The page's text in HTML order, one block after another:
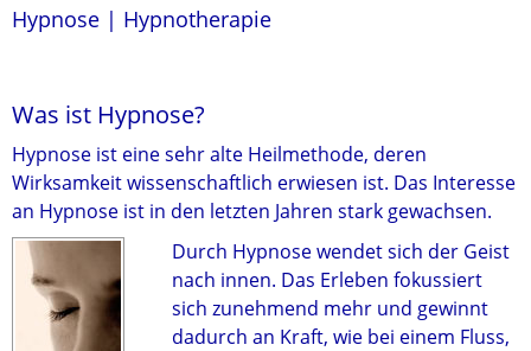
Hypnose | Hypnotherapie
Was ist Hypnose?
Hypnose ist eine sehr alte Heilmethode, deren
Wirksamkeit wissenschaftlich erwiesen ist. Das Interesse
an Hypnose ist in den letzten Jahren stark gewachsen.
Durch Hypnose wendet sich der Geist
nach innen. Das Erleben fokussiert
sich zunehmend mehr und gewinnt
dadurch an Kraft, wie bei einem Fluss,